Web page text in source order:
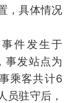
，具体情况
件发生于
事发站点为
乘客共计6
员驻守后，